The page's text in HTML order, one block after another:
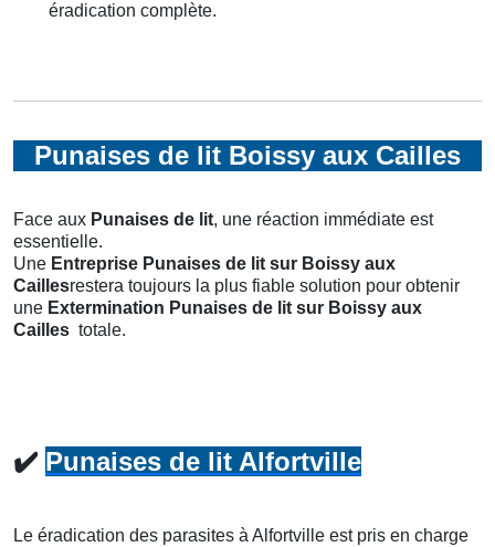
éradication complète.
Punaises de lit Boissy aux Cailles
Face aux Punaises de lit, une réaction immédiate est
essentielle.
Une Entreprise Punaises de lit sur Boissy aux
Caillesrestera toujours la plus fiable solution pour obtenir
une Extermination Punaises de lit sur Boissy aux
Cailles totale.
✔️ Punaises de lit Alfortville
Le éradication des parasites à Alfortville est pris en charge